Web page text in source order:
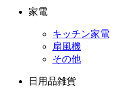
家電
キッチン家電
扇風機
その他
日用品雑貨